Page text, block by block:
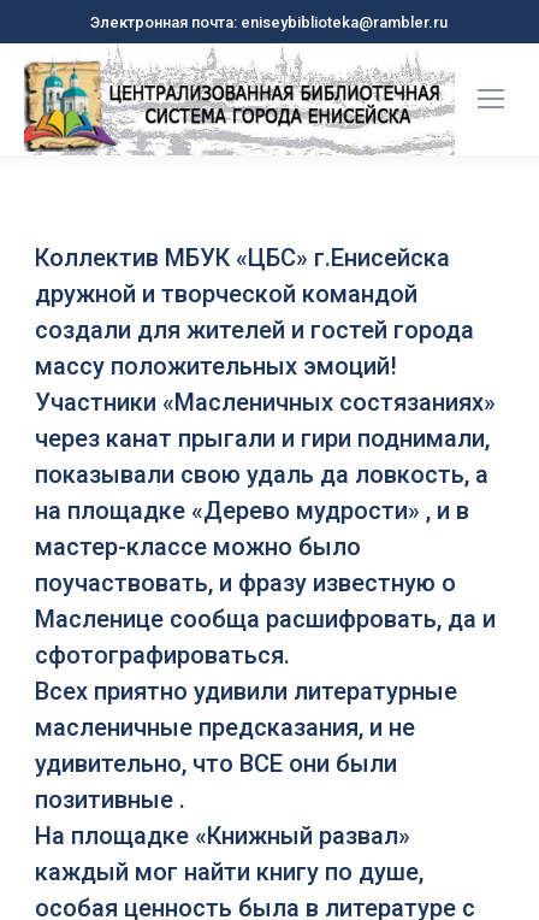
Электронная почта: eniseybiblioteka@rambler.ru
Коллектив МБУК «ЦБС» г.Енисейска
дружной и творческой командой
создали для жителей и гостей города
массу положительных эмоций!
Участники «Масленичных состязаниях»
через канат прыгали и гири поднимали,
показывали свою удаль да ловкость, а
на площадке «Дерево мудрости» , и в
мастер-классе можно было
поучаствовать, и фразу известную о
Масленице сообща расшифровать, да и
сфотографироваться.
Всех приятно удивили литературные
масленичные предсказания, и не
удивительно, что ВСЕ они были
позитивные .
На площадке «Книжный развал»
каждый мог найти книгу по душе,
особая ценность была в литературе с